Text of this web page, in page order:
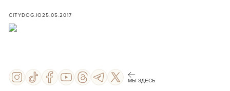
CITYDOG.IO25.05.2017
МЫ ЗДЕСЬ